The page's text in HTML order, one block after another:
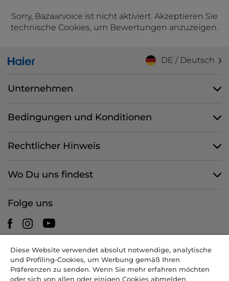
Sorry, Bazaarvoice ist nicht aktiviert. Akzeptieren Sie
technische Cookies, um Bewertungen anzuzeigen.
DE / Deutsch
Unternehmen
Bedingungen und Konditionen
Rechtlicher Hinweis
Wo Du uns findest
Folge uns
CANDY HOOVER GROUP S.r.I. - mit Alleingesellschafter -
RECHTSSITZ: Via Comolli 57 - 20861 Brugherio (MB) - Italien -
VERWALTUNGSSITZE: Via Privata Eden Fumagalli snc - 20861
Diese Website verwendet absolut notwendige, analytische
und Profiling-Cookies, um Werbung gemäß Ihren
Präferenzen zu senden. Wenn Sie mehr erfahren möchten
oder sich von allen oder einigen Cookies abmelden